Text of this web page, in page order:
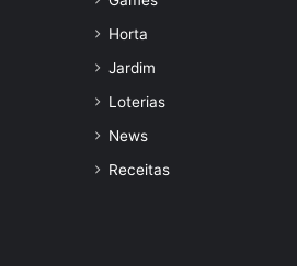
Horta
Jardim
Loterias
News
Receitas